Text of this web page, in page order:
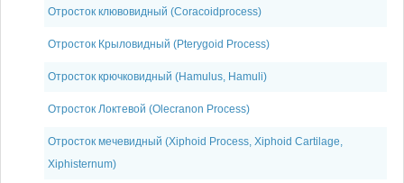
Отросток клювовидный (Coracoidprocess)
Отросток Крыловидный (Pterygoid Process)
Отросток крючковидный (Hamulus, Hamuli)
Отросток Локтевой (Olecranon Process)
Отросток мечевидный (Xiphoid Process, Xiphoid Cartilage,
Xiphisternum)